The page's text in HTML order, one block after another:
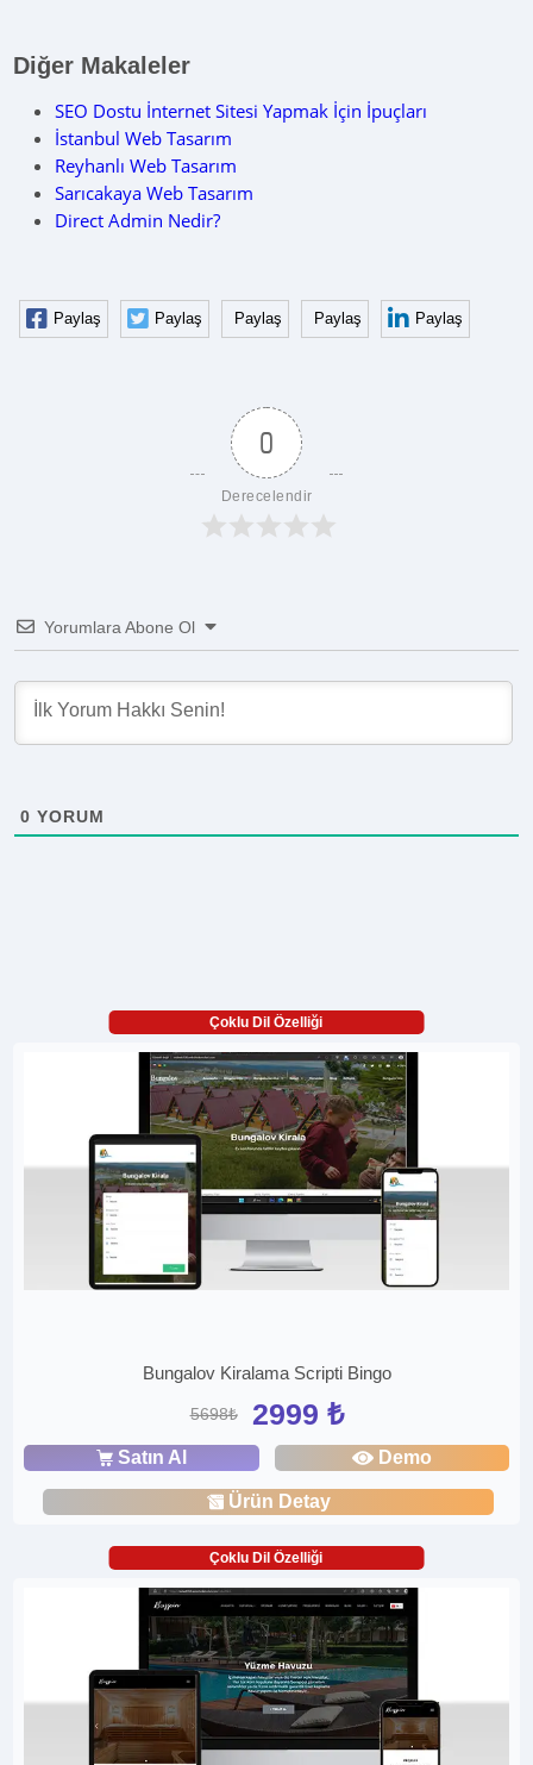
Diğer Makaleler
SEO Dostu İnternet Sitesi Yapmak İçin İpuçları
İstanbul Web Tasarım
Reyhanlı Web Tasarım
Sarıcakaya Web Tasarım
Direct Admin Nedir?
Paylaş Paylaş Paylaş Paylaş Paylaş
0
Derecelendir
Yorumlara Abone Ol
0 YORUM
Çoklu Dil Özelliği
Bungalov Kiralama Scripti Bingo
5698₺ 2999 ₺
Satın Al Demo
Ürün Detay
Çoklu Dil Özelliği